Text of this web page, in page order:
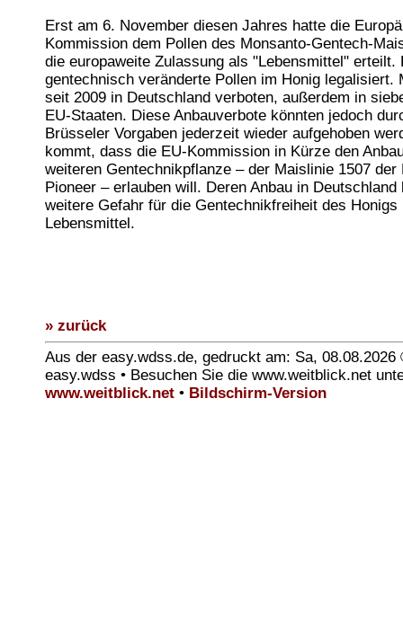
Erst am 6. November diesen Jahres hatte die
Kommission dem Pollen des Monsanto-Gentech-
die europaweite Zulassung als "Lebensmittel" erteilt.
gentechnisch veränderte Pollen im Honig legalisiert.
seit 2009 in Deutschland verboten, außerdem in
EU-Staaten. Diese Anbauverbote könnten jedoch
Brüsseler Vorgaben jederzeit wieder aufgehoben
kommt, dass die EU-Kommission in Kürze den
weiteren Gentechnikpflanze – der Maislinie 1507 der
Pioneer – erlauben will. Deren Anbau in Deutschland
weitere Gefahr für die Gentechnikfreiheit des Honigs
Lebensmittel.
» zurück
Aus der easy.wdss.de, gedruckt am: Sa, 08.08.2026
easy.wdss • Besuchen Sie die www.weitblick.net
www.weitblick.net • Bildschirm-Version